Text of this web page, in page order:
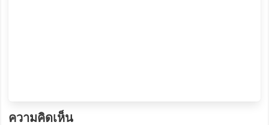
ความคิดเห็น